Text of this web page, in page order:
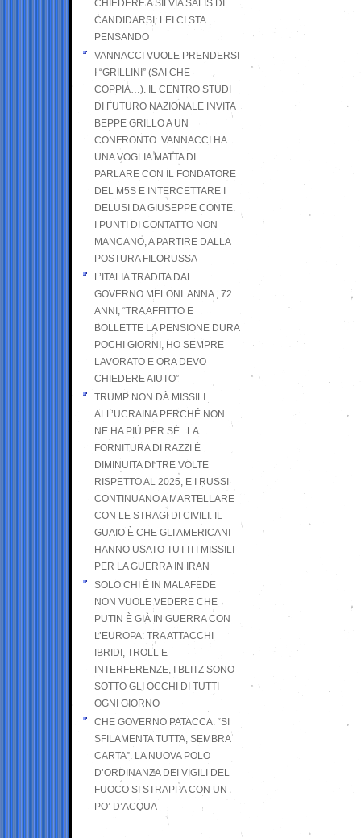
CHIEDERE A SILVIA SALIS DI
CANDIDARSI: LEI CI STA
PENSANDO
VANNACCI VUOLE PRENDERSI
I “GRILLINI” (SAI CHE
COPPIA…). IL CENTRO STUDI
DI FUTURO NAZIONALE INVITA
BEPPE GRILLO A UN
CONFRONTO. VANNACCI HA
UNA VOGLIA MATTA DI
PARLARE CON IL FONDATORE
DEL M5S E INTERCETTARE I
DELUSI DA GIUSEPPE CONTE.
I PUNTI DI CONTATTO NON
MANCANO, A PARTIRE DALLA
POSTURA FILORUSSA
L’ITALIA TRADITA DAL
GOVERNO MELONI. ANNA , 72
ANNI; “TRA AFFITTO E
BOLLETTE LA PENSIONE DURA
POCHI GIORNI, HO SEMPRE
LAVORATO E ORA DEVO
CHIEDERE AIUTO”
TRUMP NON DÀ MISSILI
ALL’UCRAINA PERCHÉ NON
NE HA PIÙ PER SÉ : LA
FORNITURA DI RAZZI È
DIMINUITA DI TRE VOLTE
RISPETTO AL 2025, E I RUSSI
CONTINUANO A MARTELLARE
CON LE STRAGI DI CIVILI. IL
GUAIO È CHE GLI AMERICANI
HANNO USATO TUTTI I MISSILI
PER LA GUERRA IN IRAN
SOLO CHI È IN MALAFEDE
NON VUOLE VEDERE CHE
PUTIN È GIÀ IN GUERRA CON
L’EUROPA: TRA ATTACCHI
IBRIDI, TROLL E
INTERFERENZE, I BLITZ SONO
SOTTO GLI OCCHI DI TUTTI
OGNI GIORNO
CHE GOVERNO PATACCA. “SI
SFILAMENTA TUTTA, SEMBRA
CARTA”. LA NUOVA POLO
D’ORDINANZA DEI VIGILI DEL
FUOCO SI STRAPPA CON UN
PO’ D’ACQUA